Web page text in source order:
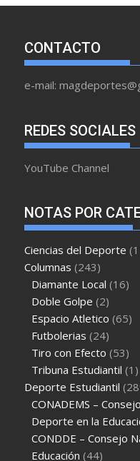
CONTACTO
e-mail:
REDES SOCIALES
YouTube Channel
NOTAS POR
Ciencias del Deporte
Columnas (243)
Diamante Local (16)
Doble Golpe (2)
Espacio Atletico (65)
Futbolerias (24)
Tiro con Efecto (53)
Tribuna Estudiantil (1)
Deporte Estudiantil
CONADEMS –
Deporte en la
CONDDE – Consejo
Educación (44)